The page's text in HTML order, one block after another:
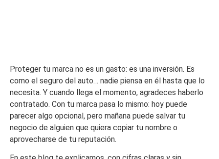
Proteger tu marca no es un gasto: es una inversión. Es
como el seguro del auto… nadie piensa en él hasta que lo
necesita. Y cuando llega el momento, agradeces haberlo
contratado. Con tu marca pasa lo mismo: hoy puede
parecer algo opcional, pero mañana puede salvar tu
negocio de alguien que quiera copiar tu nombre o
aprovecharse de tu reputación.